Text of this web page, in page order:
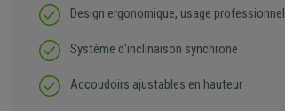
Design ergonomique, usage professionnel
Système d'inclinaison synchrone
Accoudoirs ajustables en hauteur